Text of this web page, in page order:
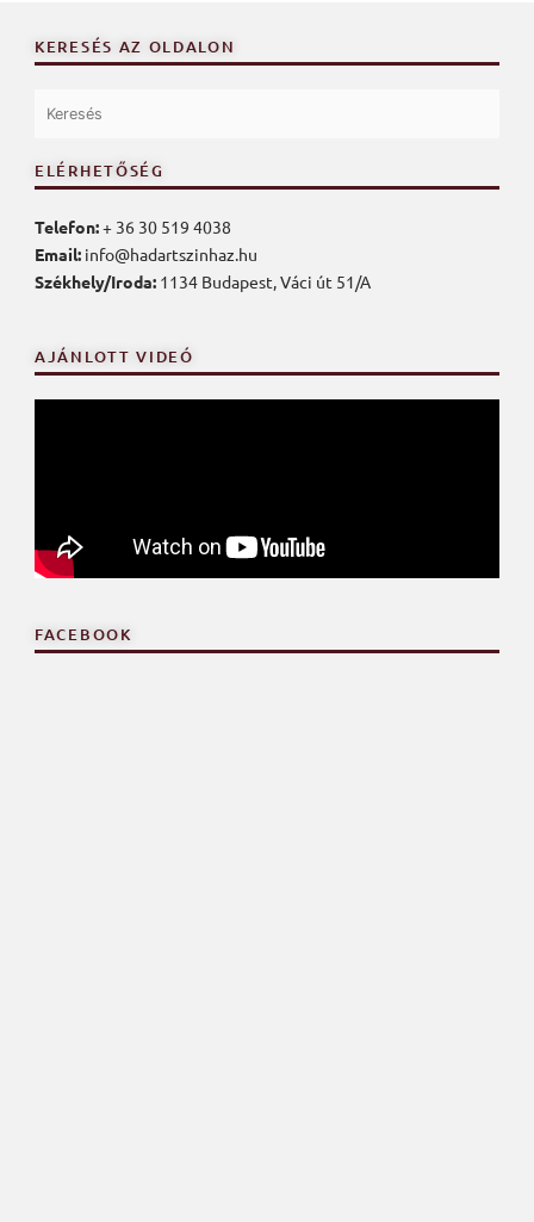
KERESÉS AZ OLDALON
ELÉRHETŐSÉG
Telefon:+ 36 30 519 4038
Email: info@hadartszinhaz.hu
Székhely/Iroda: 1134 Budapest, Váci út 51/A
AJÁNLOTT VIDEÓ
FACEBOOK